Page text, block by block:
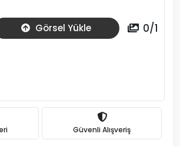
Görsel Yükle 0/1
Güvenli Alışveriş